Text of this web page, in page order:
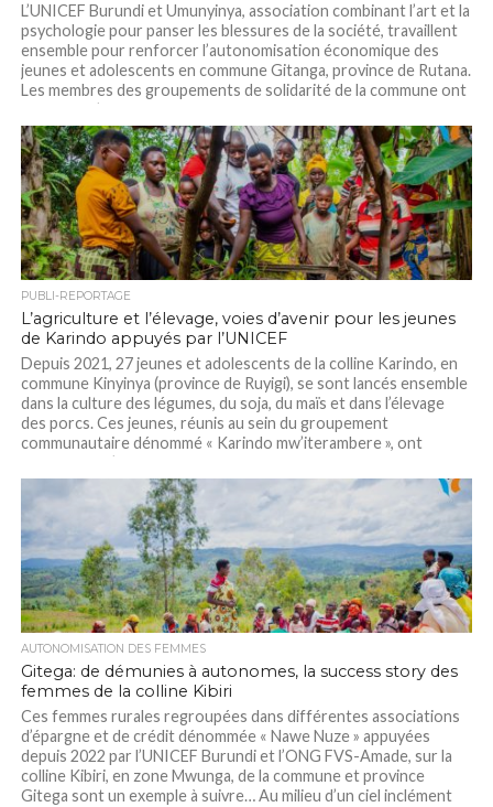
L’UNICEF Burundi et Umunyinya, association combinant l’art et la
psychologie pour panser les blessures de la société, travaillent
ensemble pour renforcer l’autonomisation économique des
jeunes et adolescents en commune Gitanga, province de Rutana.
Les membres des groupements de solidarité de la commune ont
bénéficié d’un appui financier et matériel, ainsi...
PUBLI-REPORTAGE
L’agriculture et l’élevage, voies d’avenir pour les jeunes
de Karindo appuyés par l’UNICEF
Depuis 2021, 27 jeunes et adolescents de la colline Karindo, en
commune Kinyinya (province de Ruyigi), se sont lancés ensemble
dans la culture des légumes, du soja, du maïs et dans l’élevage
des porcs. Ces jeunes, réunis au sein du groupement
communautaire dénommé « Karindo mw’iterambere », ont
bénéficié de l’appui de...
AUTONOMISATION DES FEMMES
Gitega: de démunies à autonomes, la success story des
femmes de la colline Kibiri
Ces femmes rurales regroupées dans différentes associations
d’épargne et de crédit dénommée « Nawe Nuze » appuyées
depuis 2022 par l’UNICEF Burundi et l’ONG FVS-Amade, sur la
colline Kibiri, en zone Mwunga, de la commune et province
Gitega sont un exemple à suivre… Au milieu d’un ciel inclément